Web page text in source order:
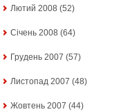
Лютий 2008 (52)
Січень 2008 (64)
Грудень 2007 (57)
Листопад 2007 (48)
Жовтень 2007 (44)